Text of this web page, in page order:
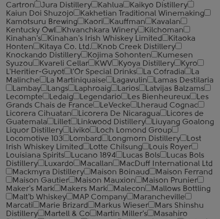
Cartron
Jura Distillery Kahlua
Kaikyo Distillery
Kaiun Doi Shuzojo
Kakhetian Traditional Winemaking
Kamotsuru Brewing
Kaori Kauffman
Kavalan
Kentucky Owl
Khvanchkara Winery
Kilchoman
Kinahan's
Kinahan's Irish Whiskey Limited
Kitaoka
Honten
Kitaya Co. Ltd.
Knob Creek Distillery
Knockando Distillery
Kojima Sohonten
Kumesen
Syuzou
Kvareli Cellar KWV Kyoya Distillery
Kyro
L'Heritier-Guyot
l'Or Special Drinks La Cofradia
La
Malinche
La Martiniquaise Lagavulin
Lamas Destilaria
Lambay
Langs Laphroaig Larios
Latvijas Balzams
Lecompte
Ledaig Legendario Les Bienheureux
Les
Grands Chais de France
LeVecke
Lheraud Cognac
Licorera Cihuatan
Licorera De Nicaragua
Licores de
Guatemala
Lillet Linkwood Distillery
Liuyang Goalong
Liquor Distillery
Liviko
Loch Lomond Group
Locomotive 103
Lombard Longmorn Distillery
Lost
Irish Whiskey Limited
Lotte Chilsung
Louis Royer
Louisiana Spirits
Lucano 1894 Lucas Bols
Lucas Bols
Distillery
Luxardo Macallan
MacDuff International Ltd
Mackmyra Distillery
Maison Boinaud
Maison Ferrand
Maison Gautier
Maison Mauxion
Maison Prunier
Maker's Mark
Makers Mark Malecon
Mallows Bottling
Malt'b Whiskey
MAP Company
Marancheville
Marcati
Marie Brizard Markus Wieser
Mars Shinshu
Distillery
Martell & Co Martin Miller's
Masahiro